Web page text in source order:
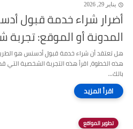
يناير 29, 2026
أضرار شراء خدمة قبول
المدونة أو الموقع:
هل تعتقد أن شراء خدمة قبول أدسنس هو
هذه الخطوة، اقرأ هذه التجربة الشخصية
بالك...
تطوير المواقع